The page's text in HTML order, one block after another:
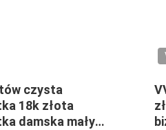
czysta
18k złota
damska mały